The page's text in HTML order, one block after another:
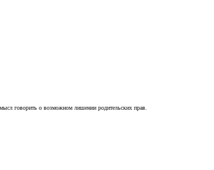
говорить о возможном лишении родительских прав.